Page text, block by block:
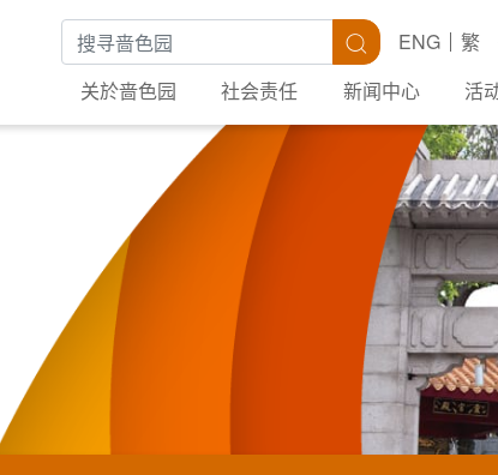
搜寻关键字 搜寻ENG
繁
关於啬色园
社会责任 新闻中心 活